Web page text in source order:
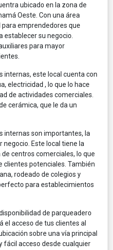
ubicado en la zona de
Oeste. Con una área
para emprendedores que
establecer su negocio.
para mayor
internas, este local cuenta con
electricidad , lo que lo hace
de actividades comerciales.
cerámica, que le da un
internas son importantes, la
negocio. Este local tiene la
centros comerciales, lo que
clientes potenciales. También
rodeado de colegios y
para establecimientos
de parqueadero
acceso de tus clientes al
sobre una vía principal
fácil acceso desde cualquier